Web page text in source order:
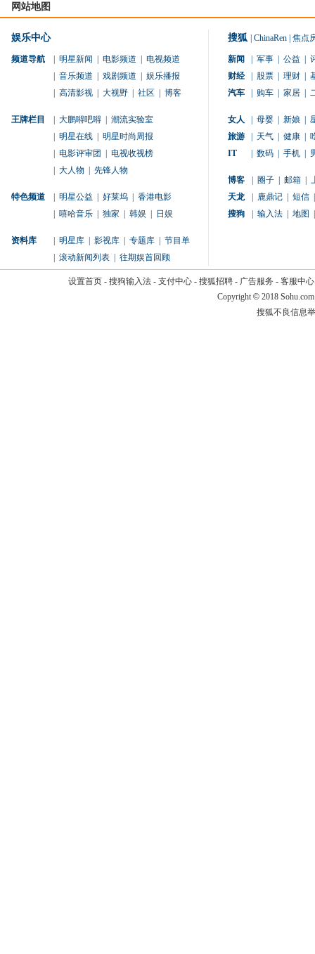
网站地图
娱乐中心
频道导航 明星新闻 电影频道
电视频道
音乐频道 戏剧频道
娱乐播报
高清影视 大视野 社区 博客
王牌栏目 大鹏嘚吧嘚
潮流实验室
明星在线
明星时尚周报
电影评审团
电视收视榜
大人物 先锋人物
特色频道 明星公益 好莱坞
香港电影
嘻哈音乐 独家 韩娱 日娱
资料库 明星库 影视库 专题库
节目单
滚动新闻列表 往期娱首回顾
搜狐 ChinaRen 焦点
新闻 军事 公益
财经
股票 理财
汽车
购车 家居
女人 母婴 新娘
旅游
天气 健康
IT
数码 手机
博客 圈子 邮箱
天龙
鹿鼎记 短信
搜狗
输入法 地图
设置首页- 搜狗输入法- 支付中心- 搜狐招聘- 广告服务 - 客服中心
Copyright © 2018
搜狐不良信息